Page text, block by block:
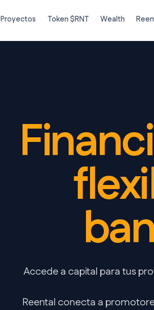
Proyectos Token $RNT Wealth
Accede a capital para tus
Reental conecta a